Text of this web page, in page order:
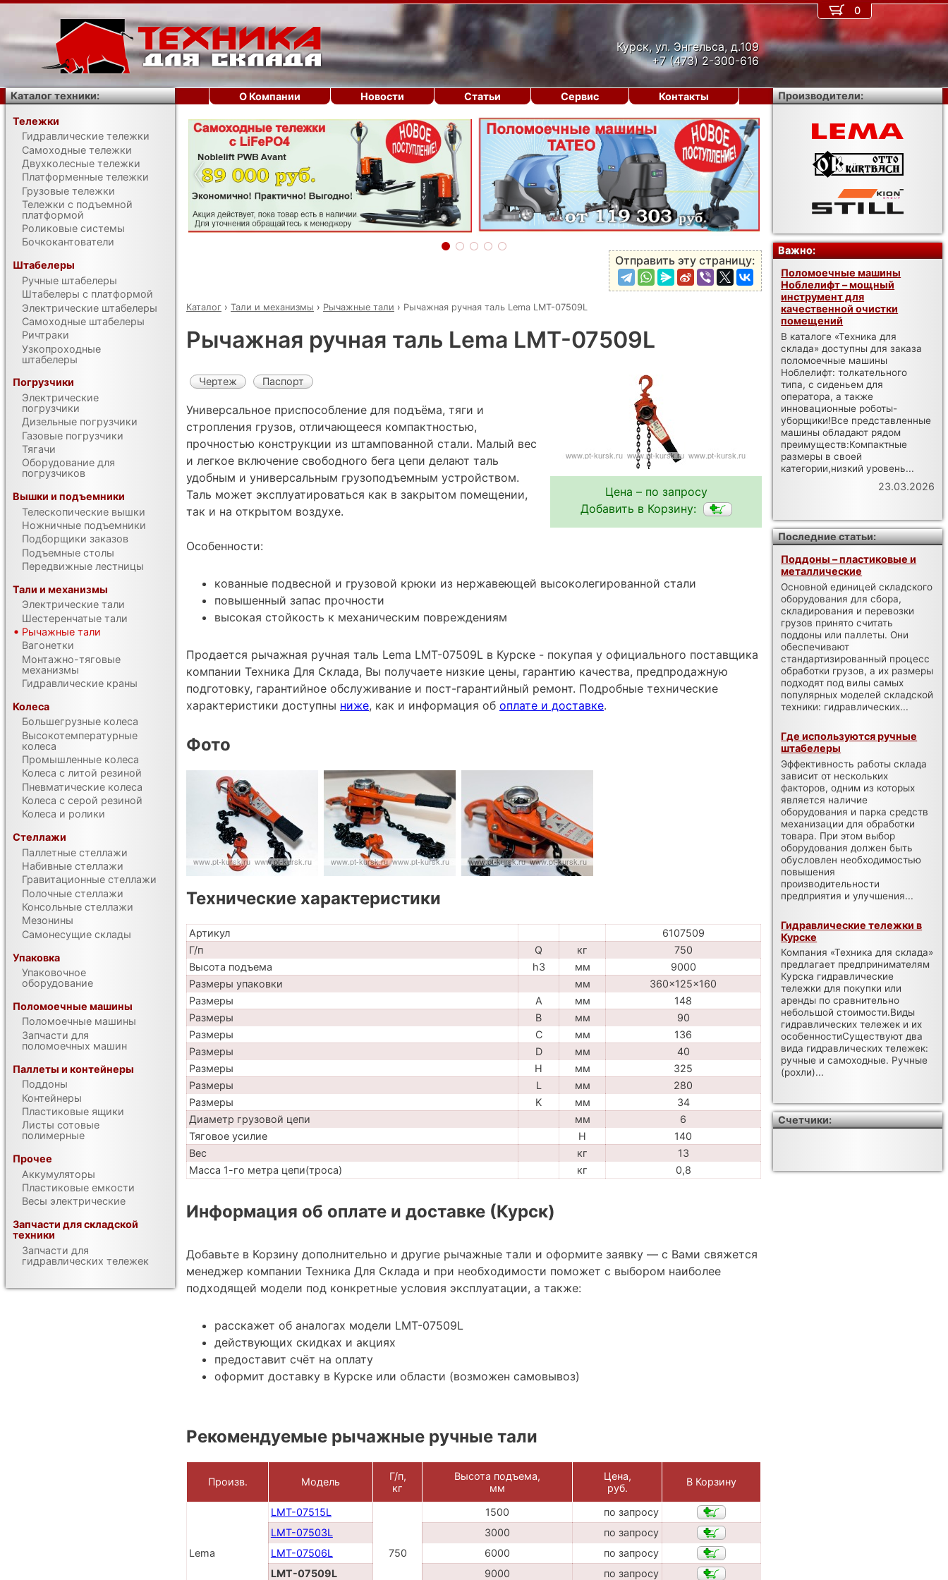
Курск, ул. Энгельса, д.109
+7 (473) 2-300-616
‹ ›
Отправить эту страницу:
Каталог › Тали и механизмы › Рычажные тали › Рычажная ручная таль Lema LMT-07509L
Рычажная ручная таль Lema LMT-07509L
Цена – по запросу
Добавить в Корзину:
Чертеж Паспорт
Универсальное приспособление для подъёма, тяги и
стропления грузов, отличающееся компактностью,
прочностью конструкции из штампованной стали. Малый вес
и легкое включение свободного бега цепи делают таль
удобным и универсальным грузоподъемным устройством.
Таль может эксплуатироваться как в закрытом помещении,
так и на открытом воздухе.
Особенности:
кованные подвесной и грузовой крюки из нержавеющей высоколегированной стали
повышенный запас прочности
высокая стойкость к механическим повреждениям
Продается рычажная ручная таль Lema LMT-07509L в Курске - покупая у официального поставщика
компании Техника Для Склада, Вы получаете низкие цены, гарантию качества, предпродажную
подготовку, гарантийное обслуживание и пост-гарантийный ремонт. Подробные технические
характеристики доступны ниже, как и информация об оплате и доставке.
Фото
Технические характеристики
Артикул
6107509
Г/п
Q кг
750
Высота подъема
h3 мм
9000
Размеры упаковки
мм
360x125x160
Размеры
A мм
148
Размеры
B мм
90
Размеры
C мм
136
Размеры
D мм
40
Размеры
H мм
325
Размеры
L мм
280
Размеры
K мм
34
Диаметр грузовой цепи
мм
6
Тяговое усилие
H
140
Вес
кг
13
Масса 1-го метра цепи(троса)
кг 0,8
Информация об оплате и доставке (Курск)
Добавьте в Корзину дополнительно и другие рычажные тали и оформите заявку — с Вами свяжется
менеджер компании Техника Для Склада и при необходимости поможет с выбором наиболее
подходящей модели под конкретные условия эксплуатации, а также:
расскажет об аналогах модели LMT-07509L
действующих скидках и акциях
предоставит счёт на оплату
оформит доставку в Курске или области (возможен самовывоз)
Рекомендуемые рычажные ручные тали
Произв. Модель
Г/п,
кг
Высота подъема,
мм
Цена,
руб.
В Корзину
Lema
LMT-07515L
750
1500
по запросу
LMT-07503L
3000
по запросу
LMT-07506L
6000
по запросу
LMT-07509L
9000 по запросу
0
О Компании Новости Статьи Сервис Контакты
Каталог техники:
Тележки
Гидравлические тележки
Самоходные тележки
Двухколесные тележки
Платформенные тележки
Грузовые тележки
Тележки с подъемной
платформой
Роликовые системы
Бочкокантователи
Штабелеры
Ручные штабелеры
Штабелеры с платформой
Электрические штабелеры
Самоходные штабелеры
Ричтраки
Узкопроходные
штабелеры
Погрузчики
Электрические
погрузчики
Дизельные погрузчики
Газовые погрузчики
Тягачи
Оборудование для
погрузчиков
Вышки и подъемники
Телескопические вышки
Ножничные подъемники
Подборщики заказов
Подъемные столы
Передвижные лестницы
Тали и механизмы
Электрические тали
Шестеренчатые тали
Рычажные тали
Вагонетки
Монтажно-тяговые
механизмы
Гидравлические краны
Колеса
Большегрузные колеса
Высокотемпературные
колеса
Промышленные колеса
Колеса с литой резиной
Пневматические колеса
Колеса с серой резиной
Колеса и ролики
Стеллажи
Паллетные стеллажи
Набивные стеллажи
Гравитационные стеллажи
Полочные стеллажи
Консольные стеллажи
Мезонины
Самонесущие склады
Упаковка
Упаковочное
оборудование
Поломоечные машины
Поломоечные машины
Запчасти для
поломоечных машин
Паллеты и контейнеры
Поддоны
Контейнеры
Пластиковые ящики
Листы сотовые
полимерные
Прочее
Аккумуляторы
Пластиковые емкости
Весы электрические
Запчасти для складской
техники
Запчасти для
гидравлических тележек
Производители:
Важно:
Поломоечные машины
Ноблелифт – мощный
инструмент для
качественной очистки
помещений
В каталоге «Техника для
склада» доступны для заказа
поломоечные машины
Ноблелифт: толкательного
типа, с сиденьем для
оператора, а также
инновационные роботы-
уборщики!Все представленные
машины обладают рядом
преимуществ:Компактные
размеры в своей
категории,низкий уровень...
23.03.2026
Последние статьи:
Поддоны – пластиковые и
металлические
Основной единицей складского
оборудования для сбора,
складирования и перевозки
грузов принято считать
поддоны или паллеты. Они
обеспечивают
стандартизированный процесс
обработки грузов, а их размеры
подходят под вилы самых
популярных моделей складской
техники: гидравлических...
Где используются ручные
штабелеры
Эффективность работы склада
зависит от нескольких
факторов, одним из которых
является наличие
оборудования и парка средств
механизации для обработки
товара. При этом выбор
оборудования должен быть
обусловлен необходимостью
повышения
производительности
предприятия и улучшения...
Гидравлические тележки в
Курске
Компания «Техника для склада»
предлагает предпринимателям
Курска гидравлические
тележки для покупки или
аренды по сравнительно
небольшой стоимости.Виды
гидравлических тележек и их
особенностиСуществуют два
вида гидравлических тележек:
ручные и самоходные. Ручные
(рохли)...
Счетчики: